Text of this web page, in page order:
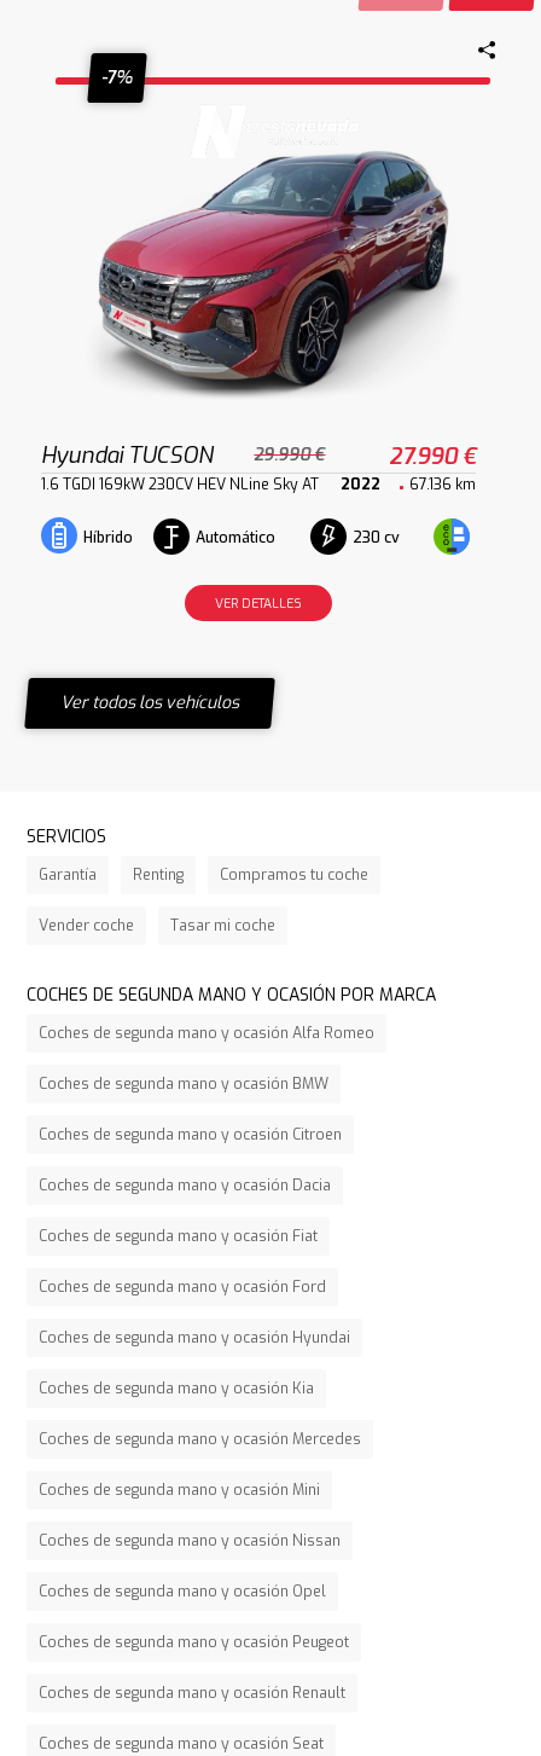
-7%
Hyundai TUCSON 29.990 € 27.990 €
1.6 TGDI 169kW 230CV HEV NLine Sky AT 2022 67.136 km
Híbrido Automático 230 cv
VER DETALLES
Ver todos los vehículos
SERVICIOS
Garantía Renting Compramos tu coche
Vender coche Tasar mi coche
COCHES DE SEGUNDA MANO Y OCASIÓN POR MARCA
Coches de segunda mano y ocasión Alfa Romeo
Coches de segunda mano y ocasión BMW
Coches de segunda mano y ocasión Citroen
Coches de segunda mano y ocasión Dacia
Coches de segunda mano y ocasión Fiat
Coches de segunda mano y ocasión Ford
Coches de segunda mano y ocasión Hyundai
Coches de segunda mano y ocasión Kia
Coches de segunda mano y ocasión Mercedes
Coches de segunda mano y ocasión Mini
Coches de segunda mano y ocasión Nissan
Coches de segunda mano y ocasión Opel
Coches de segunda mano y ocasión Peugeot
Coches de segunda mano y ocasión Renault
Coches de segunda mano y ocasión Seat